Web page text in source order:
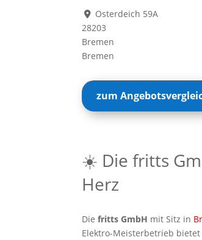
Osterdeich 59A
28203
Bremen
Bremen
zum
☀️ Die fritts
Herz
Diefritts GmbH mit Sitz in
Elektro-Meisterbetrieb